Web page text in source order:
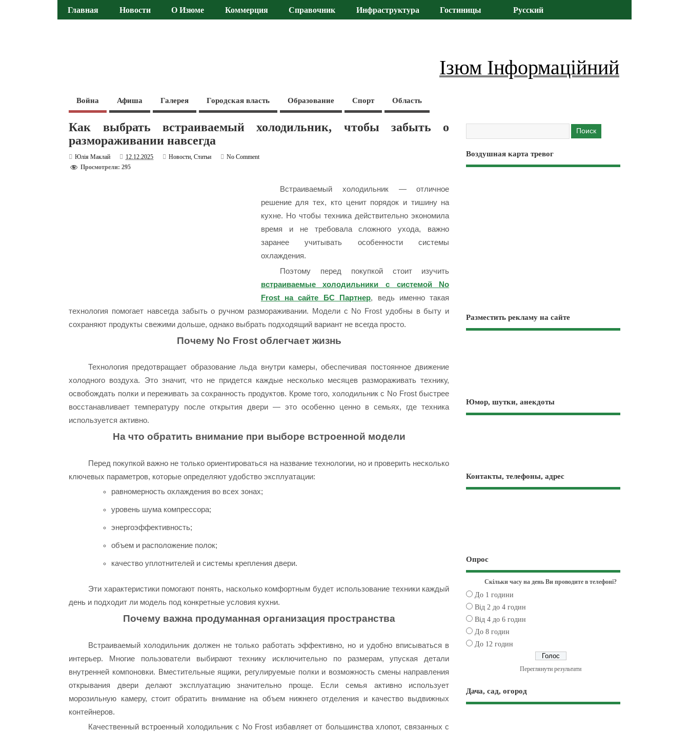
Главная Новости О Изюме Коммерция Справочник Инфраструктура Гостиницы Русский
Ізюм Інформаційний
Война Афиша Галерея Городская власть Образование Спорт Область
Как выбрать встраиваемый холодильник, чтобы забыть о
размораживании навсегда
Юлія Маклай 12.12.2025 Новости,Статьи
No Comment
Просмотрели: 295
Встраиваемый холодильник — отличное
решение для тех, кто ценит порядок и тишину на
кухне. Но чтобы техника действительно экономила
время и не требовала сложного ухода, важно
заранее учитывать особенности системы
охлаждения.
Поэтому перед покупкой стоит изучить
встраиваемые холодильники с системой No
Frost на сайте БС Партнер, ведь именно такая
технология помогает навсегда забыть о ручном размораживании. Модели с No Frost удобны в быту и
сохраняют продукты свежими дольше, однако выбрать подходящий вариант не всегда просто.
Почему No Frost облегчает жизнь
Технология предотвращает образование льда внутри камеры, обеспечивая постоянное движение
холодного воздуха. Это значит, что не придется каждые несколько месяцев размораживать технику,
освобождать полки и переживать за сохранность продуктов. Кроме того, холодильник с No Frost быстрее
восстанавливает температуру после открытия двери — это особенно ценно в семьях, где техника
используется активно.
На что обратить внимание при выборе встроенной модели
Перед покупкой важно не только ориентироваться на название технологии, но и проверить несколько
ключевых параметров, которые определяют удобство эксплуатации:
равномерность охлаждения во всех зонах;
уровень шума компрессора;
энергоэффективность;
объем и расположение полок;
качество уплотнителей и системы крепления двери.
Эти характеристики помогают понять, насколько комфортным будет использование техники каждый
день и подходит ли модель под конкретные условия кухни.
Почему важна продуманная организация пространства
Встраиваемый холодильник должен не только работать эффективно, но и удобно вписываться в
интерьер. Многие пользователи выбирают технику исключительно по размерам, упуская детали
внутренней компоновки. Вместительные ящики, регулируемые полки и возможность смены направления
открывания двери делают эксплуатацию значительно проще. Если семья активно использует
морозильную камеру, стоит обратить внимание на объем нижнего отделения и качество выдвижных
контейнеров.
Качественный встроенный холодильник с No Frost избавляет от большинства хлопот, связанных с
Воздушная карта тревог
Разместить рекламу на сайте
Юмор, шутки, анекдоты
Контакты, телефоны, адрес
Опрос
Скільки часу на день Ви проводите в телефоні?
До 1 години
Від 2 до 4 годин
Від 4 до 6 годин
До 8 годин
До 12 годин
Переглянути результати
Дача, сад, огород